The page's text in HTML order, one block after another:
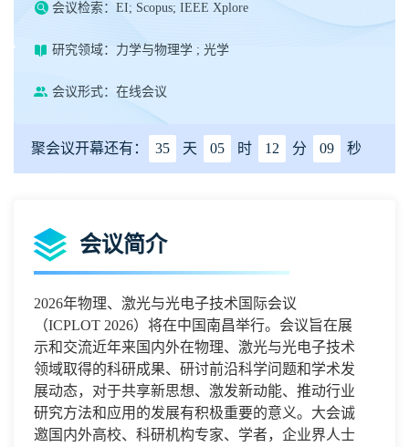
会议检索：EI; Scopus; IEEE Xplore
研究领域：力学与物理学 ; 光学
会议形式：在线会议
聚会议开幕还有： 35 天 05 时 12 分 08 秒
会议简介
2026年物理、激光与光电子技术国际会议
（ICPLOT 2026）将在中国南昌举行。会议旨在展
示和交流近年来国内外在物理、激光与光电子技术
领域取得的科研成果、研讨前沿科学问题和学术发
展动态，对于共享新思想、激发新动能、推动行业
研究方法和应用的发展有积极重要的意义。 大会诚
邀国内外高校、科研机构专家、学者，企业界人士